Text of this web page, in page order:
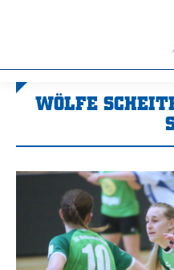
WÖLFE